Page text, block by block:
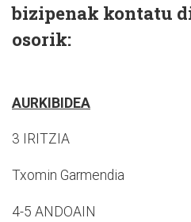
bizipenak kontatu
osorik:
AURKIBIDEA
3 IRITZIA
Txomin Garmendia
4-5 ANDOAIN